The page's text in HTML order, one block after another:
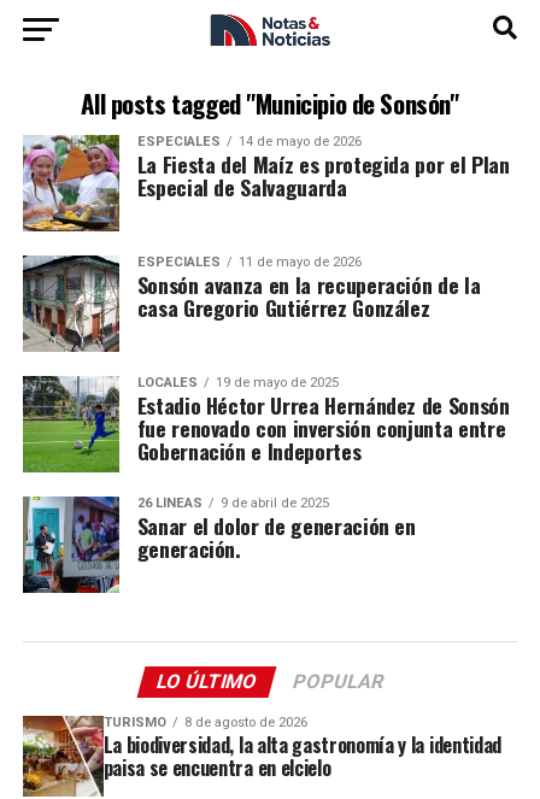
All posts tagged "Municipio de Sonsón"
ESPECIALES 14 de mayo de 2026
La Fiesta del Maíz es protegida por el Plan
Especial de Salvaguarda
ESPECIALES 11 de mayo de 2026
Sonsón avanza en la recuperación de la
casa Gregorio Gutiérrez González
LOCALES 19 de mayo de 2025
Estadio Héctor Urrea Hernández de Sonsón
fue renovado con inversión conjunta entre
Gobernación e Indeportes
26 LÍNEAS 9 de abril de 2025
Sanar el dolor de generación en
generación.
LO ÚLTIMO POPULAR
TURISMO 8 de agosto de 2026
La biodiversidad, la alta gastronomía y la identidad
paisa se encuentra en elcielo